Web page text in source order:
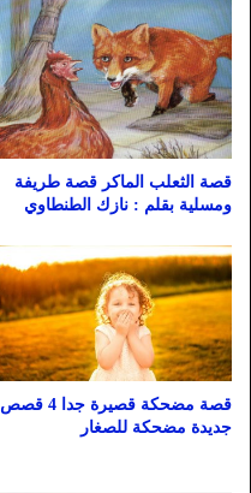
قصة الثعلب الماكر قصة طريفة
ومسلية بقلم : نازك الطنطاوي
قصة مضحكة قصيرة جدا 4 قصص
جديدة مضحكة للصغار